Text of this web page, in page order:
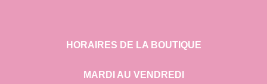
HORAIRES DE LA BOUTIQUE
MARDI AU VENDREDI